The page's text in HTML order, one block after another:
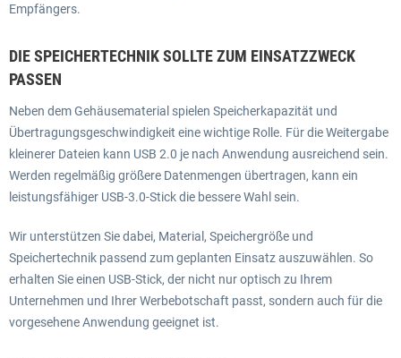
Empfängers.
DIE SPEICHERTECHNIK SOLLTE ZUM EINSATZZWECK
PASSEN
Neben dem Gehäusematerial spielen Speicherkapazität und
Übertragungsgeschwindigkeit eine wichtige Rolle. Für die Weitergabe
kleinerer Dateien kann USB 2.0 je nach Anwendung ausreichend sein.
Werden regelmäßig größere Datenmengen übertragen, kann ein
leistungsfähiger USB-3.0-Stick die bessere Wahl sein.
Wir unterstützen Sie dabei, Material, Speichergröße und
Speichertechnik passend zum geplanten Einsatz auszuwählen. So
erhalten Sie einen USB-Stick, der nicht nur optisch zu Ihrem
Unternehmen und Ihrer Werbebotschaft passt, sondern auch für die
vorgesehene Anwendung geeignet ist.